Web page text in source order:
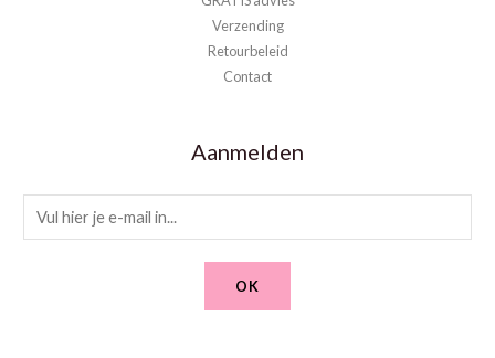
Verzending
Retourbeleid
Contact
Aanmelden
m
OK